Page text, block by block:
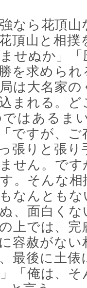
なら花頂
頂山と相
せぬか」
を求めら
は大名家
まれる。
はあるま
ですが、
張りと張り
せん。で
。そんな
なんとも
、面白く
上では、
容赦がな
最後に土
「俺は、